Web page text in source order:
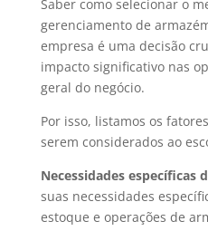
Saber como selecionar o
gerenciamento de
empresa é uma decisão
impacto significativo nas
geral do negócio.
Por isso, listamos os
serem considerados ao
Necessidades específicas
suas necessidades
estoque e operações de